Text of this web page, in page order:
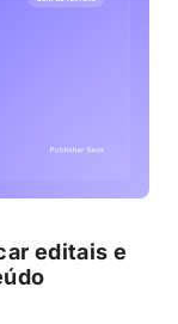
editais e